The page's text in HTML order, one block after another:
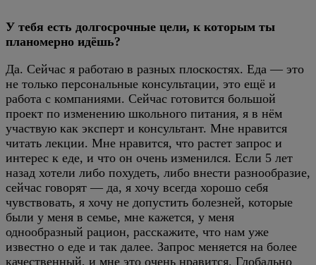
У тебя есть долгосрочные цели, к которым ты
планомерно идёшь?
Да. Сейчас я работаю в разных плоскостях. Еда — это
не только персональные консультации, это ещё и
работа с компаниями. Сейчас готовится большой
проект по изменению школьного питания, я в нём
участвую как эксперт и консультант. Мне нравится
читать лекции. Мне нравится, что растет запрос и
интерес к еде, и что он очень изменился. Если 5 лет
назад хотели либо похудеть, либо внести разнообразие,
сейчас говорят — да, я хочу всегда хорошо себя
чувствовать, я хочу не допустить болезней, которые
были у меня в семье, мне кажется, у меня
однообразный рацион, расскажите, что нам уже
известно о еде и так далее. Запрос меняется на более
качественный, и мне это очень нравится. Глобально